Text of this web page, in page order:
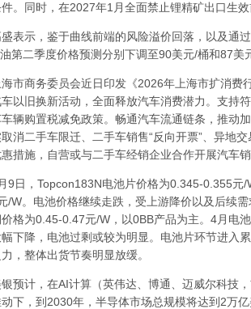
。同时，在2027年1月全面禁止锂精矿出口生
示，鉴于曲线前端的风险溢价回落，以及通过
第二季度价格预测分别下调至90美元/桶和87美
商务委员会近日印发《2026年上海市扩消费
以旧换新活动，全面释放汽车消费潜力。支持
辆购置税减免政策。畅通汽车流通链条，推动
消二手车限迁、二手车销售“反向开票”、异地
措施，自营或与二手车经销企业合作开展汽车
，Topcon183N电池片价格为0.345-0.355元/
/W。电池价格继续走跌，受上游降价以及后续
格为0.45-0.47元/W，以0BB产品为主。4月电
下降，电池过剩或较为明显。电池片环节进入
，整体出货节奏明显放缓。
计，在AI计算（英伟达、博通、迈威尔科技
下，到2030年，半导体市场总规模将达到2万亿